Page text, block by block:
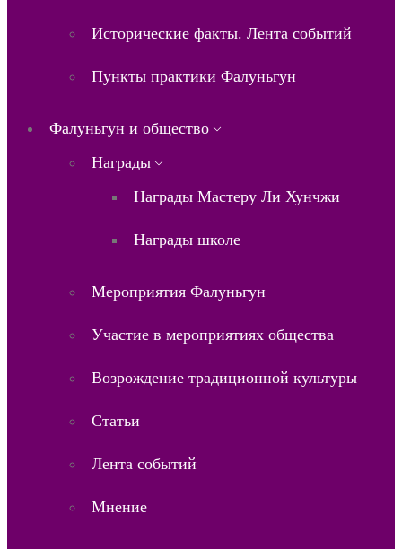
Исторические факты. Лента событий
Пункты практики Фалуньгун
Фалуньгун и общество
Награды
Награды Мастеру Ли Хунчжи
Награды школе
Мероприятия Фалуньгун
Участие в мероприятиях общества
Возрождение традиционной культуры
Статьи
Лента событий
Мнение